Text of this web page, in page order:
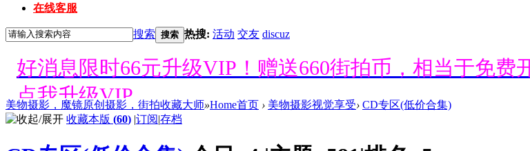
在线客服
搜索 搜索 热搜: 活动 交友 discuz
好消息限时66元升级VIP！赠送660街拍币，相当于免费
点我升级VIP。
美物摄影，魔镜原创摄影，街拍收藏大师»Home首页 › 美物摄影视觉享受› CD专区(低价合集)
收藏本版 (60) |订阅|存档